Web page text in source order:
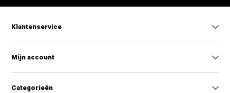
Klantenservice
Mijn account
Categorieën